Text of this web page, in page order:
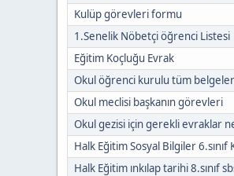
Kulüp görevleri formu
1.Senelik Nöbetçi öğrenci Listesi
Eğitim Koçluğu Evrak
Okul öğrenci kurulu tüm
Okul meclisi başkanın görevleri
Okul gezisi için gerekli evraklar
Halk Eğitim Sosyal Bilgiler 6.sınıf
Halk Eğitim ınkılap tarihi 8.sınıf